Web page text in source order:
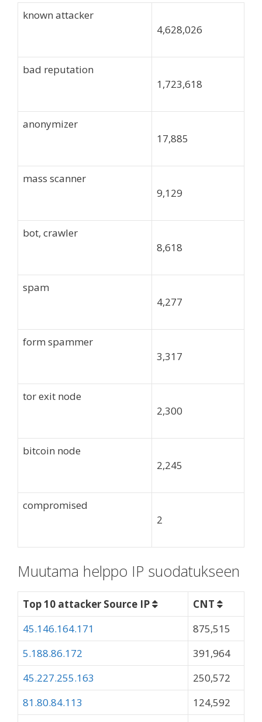
known attacker
4,628,026
bad reputation
1,723,618
anonymizer
17,885
mass scanner
9,129
bot, crawler
8,618
spam
4,277
form spammer
3,317
tor exit node
2,300
bitcoin node
2,245
compromised
2
Muutama helppo IP suodatukseen
Top 10 attacker Source IP
CNT
45.146.164.171
875,515
5.188.86.172
391,964
45.227.255.163
250,572
81.80.84.113
124,592